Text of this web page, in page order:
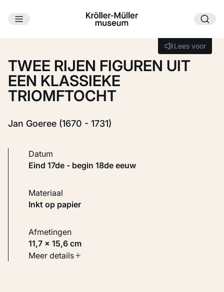
Ga naar hoofdinhoud
Lees voor
Lees voor
TWEE RIJEN FIGUREN UIT
EEN KLASSIEKE
TRIOMFTOCHT
Jan Goeree (1670 - 1731)
Datum
eind 17de - begin 18de eeuw
Materiaal
Inkt op papier
Afmetingen
11,7 × 15,6 cm
Soort werk
Meer details